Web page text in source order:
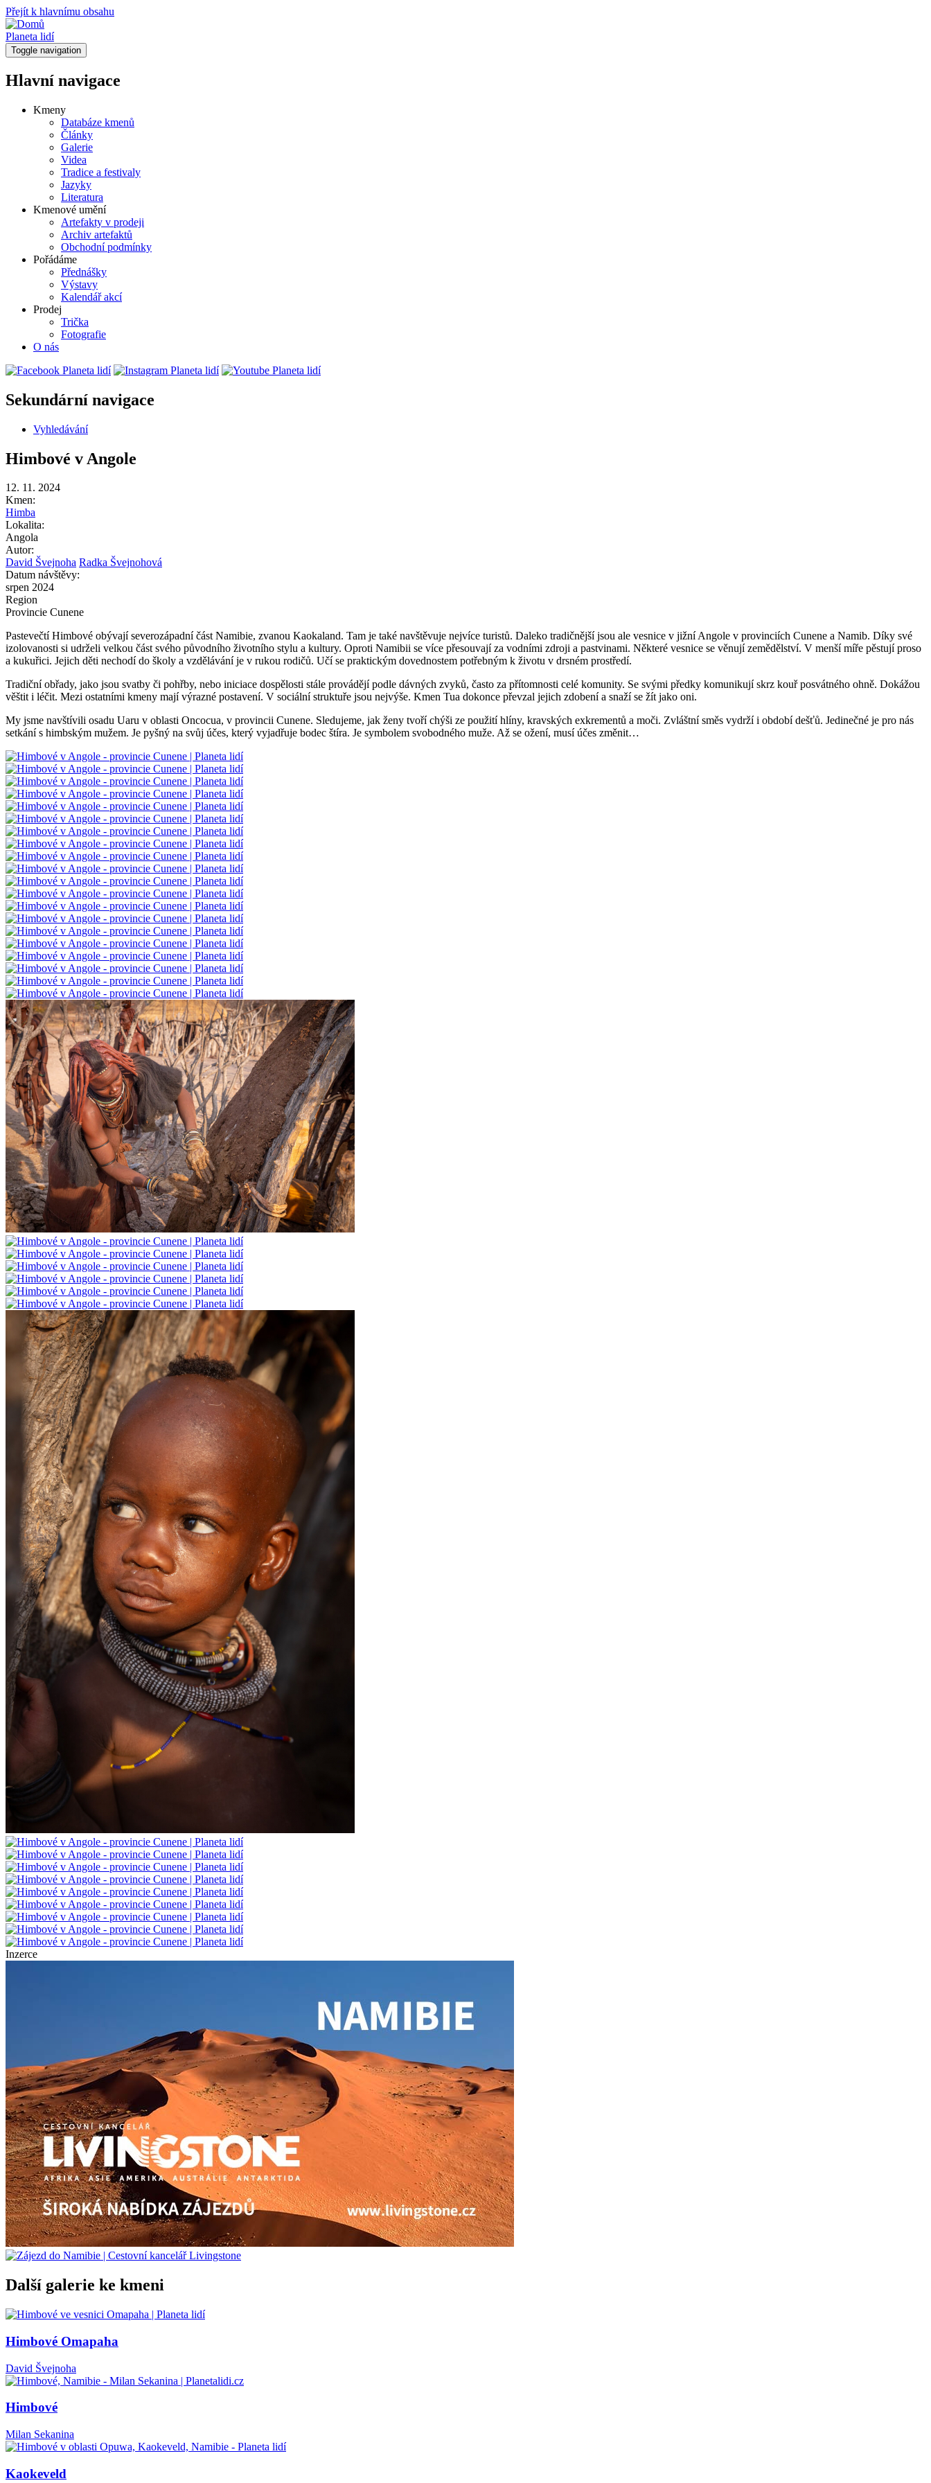
Přejít k hlavnímu obsahu
Planeta lidí
Toggle navigation
Hlavní navigace
Kmeny
Databáze kmenů
Články
Galerie
Videa
Tradice a festivaly
Jazyky
Literatura
Kmenové umění
Artefakty v prodeji
Archiv artefaktů
Obchodní podmínky
Pořádáme
Přednášky
Výstavy
Kalendář akcí
Prodej
Trička
Fotografie
O nás
Sekundární navigace
Vyhledávání
Himbové v Angole
12. 11. 2024
Kmen:
Himba
Lokalita:
Angola
Autor:
David Švejnoha Radka Švejnohová
Datum návštěvy:
srpen 2024
Region
Provincie Cunene
Pastevečtí Himbové obývají severozápadní část Namibie, zvanou Kaokaland. Tam je také navštěvuje nejvíce turistů. Daleko tradičnější jsou ale vesnice v jižní Angole v provinciích Cunene a Namib. Díky své
izolovanosti si udrželi velkou část svého původního životního stylu a kultury. Oproti Namibii se více přesouvají za vodními zdroji a pastvinami. Některé vesnice se věnují zemědělství. V menší míře pěstují proso
a kukuřici. Jejich děti nechodí do školy a vzdělávání je v rukou rodičů. Učí se praktickým dovednostem potřebným k životu v drsném prostředí.
Tradiční obřady, jako jsou svatby či pohřby, nebo iniciace dospělosti stále provádějí podle dávných zvyků, často za přítomnosti celé komunity. Se svými předky komunikují skrz kouř posvátného ohně. Dokážou
věštit i léčit. Mezi ostatními kmeny mají výrazné postavení. V sociální struktuře jsou nejvýše. Kmen Tua dokonce převzal jejich zdobení a snaží se žít jako oni.
My jsme navštívili osadu Uaru v oblasti Oncocua, v provincii Cunene. Sledujeme, jak ženy tvoří chýši ze použití hlíny, kravských exkrementů a moči. Zvláštní směs vydrží i období dešťů. Jedinečné je pro nás
setkání s himbským mužem. Je pyšný na svůj účes, který vyjadřuje bodec štíra. Je symbolem svobodného muže. Až se ožení, musí účes změnit…
Inzerce
Další galerie ke kmeni
Himbové Omapaha
David Švejnoha
Himbové
Milan Sekanina
Kaokeveld